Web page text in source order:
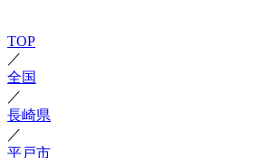
TOP
／
全国
／
長崎県
／
平戸市